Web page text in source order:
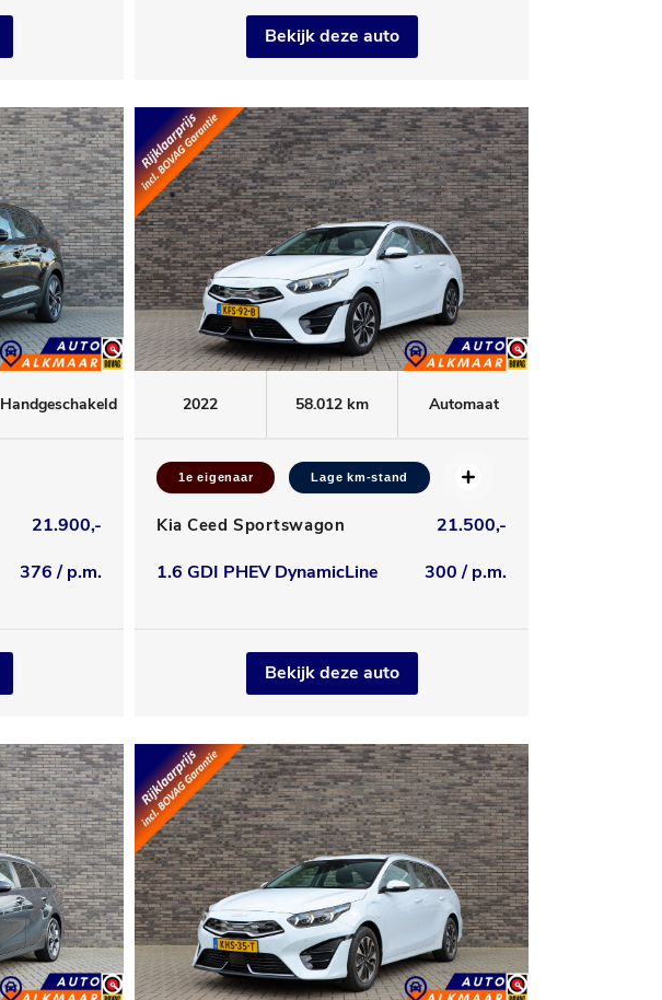
Bekijk deze auto
Handgeschakeld
21.900,-
376 / p.m.
2022 58.012 km Automaat
1e eigenaar Lage km-stand
Kia Ceed Sportswagon
21.500,-
1.6 GDI PHEV DynamicLine
300 / p.m.
Bekijk deze auto